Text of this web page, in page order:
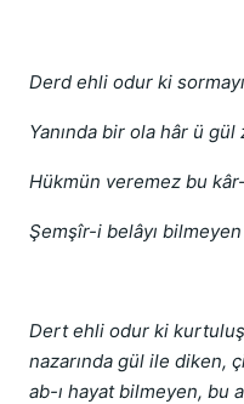
Derd ehli odur ki
Yanında bir ola hâr ü
Hükmün veremez bu kâr-
Şemşîr-i belâyı bilmeyen
Dert ehli odur ki
nazarında gül ile diken,
ab-ı hayat bilmeyen, bu